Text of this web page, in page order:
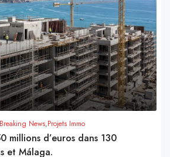
Breaking News,Projets Immo
millions d’euros dans 130
et Málaga.